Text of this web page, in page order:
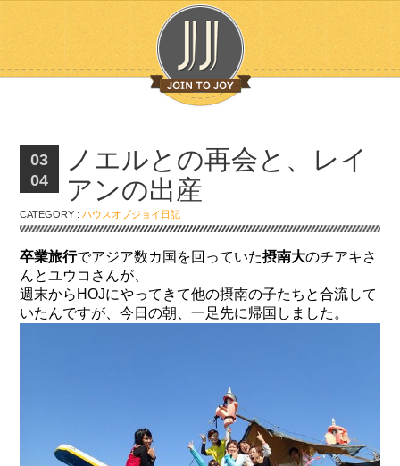
03
04
ノエルとの再会と、レイ
アンの出産
CATEGORY :ハウスオブジョイ日記
卒業旅行でアジア数カ国を回っていた摂南大のチアキさ
んとユウコさんが、
週末からHOJにやってきて他の摂南の子たちと合流して
いたんですが、今日の朝、一足先に帰国しました。